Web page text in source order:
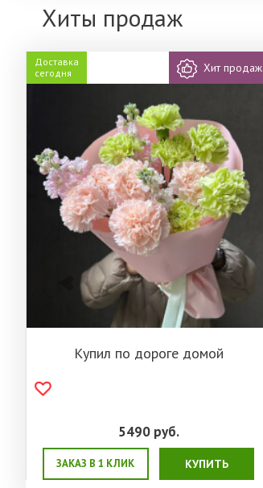
Хиты продаж
Доставка
сегодня
Хит продаж
Купил по дороге домой
5490руб.
ЗАКАЗ В 1 КЛИК КУПИТЬ